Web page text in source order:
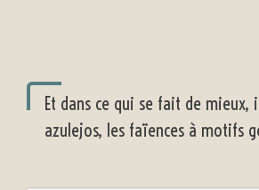
Et dans ce qui se fait de mieux,
azulejos, les faïences à motifs